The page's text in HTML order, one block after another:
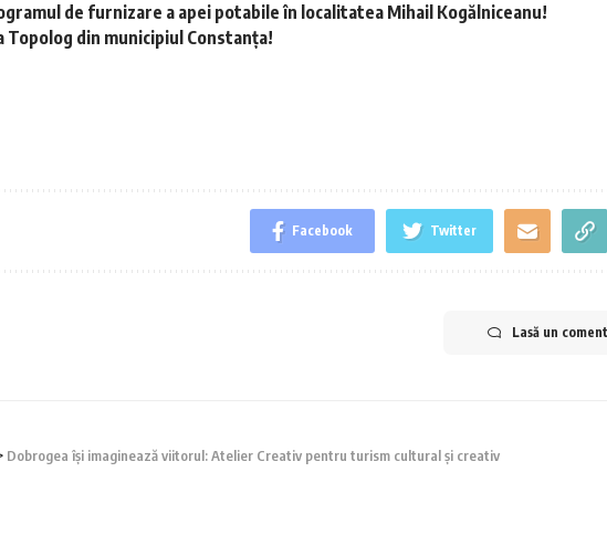
de furnizare a apei potabile în localitatea Mihail Kogălniceanu!
Topolog din municipiul Constanța!
Facebook Twitter
Lasă un
Dobrogea își imaginează viitorul: Atelier Creativ pentru turism cultural și creativ